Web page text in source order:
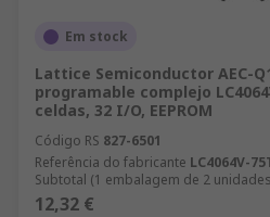
Em stock
Lattice Semiconductor AEC-
programable complejo
celdas, 32 I/O, EEPROM
Código RS 827-6501
Referência do fabricante LC4064V-
Subtotal (1 embalagem de 2
12,32 €